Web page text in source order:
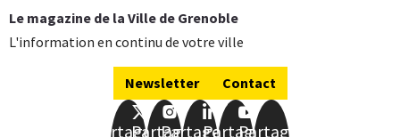
Le magazine de la Ville de Grenoble
L'information en continu de votre ville
Newsletter Contact
PartagerPartager
PartagerPartager
Partager